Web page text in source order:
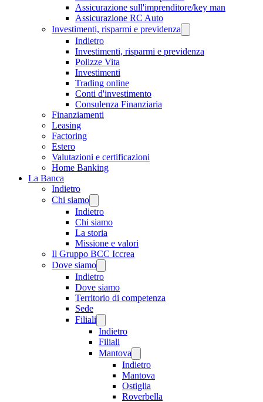
Assicurazione sull'imprenditore/key man
Assicurazione RC Auto
Investimenti, risparmi e previdenza
Indietro
Investimenti, risparmi e previdenza
Polizze Vita
Investimenti
Trading online
Conti d'investimento
Consulenza Finanziaria
Finanziamenti
Leasing
Factoring
Estero
Valutazioni e certificazioni
Home Banking
La Banca
Indietro
Chi siamo
Indietro
Chi siamo
La storia
Missione e valori
Il Gruppo BCC Iccrea
Dove siamo
Indietro
Dove siamo
Territorio di competenza
Sede
Filiali
Indietro
Filiali
Mantova
Indietro
Mantova
Ostiglia
Roverbella